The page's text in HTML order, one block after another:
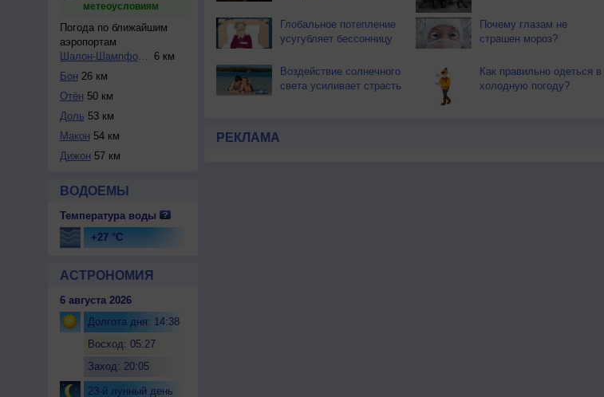
метеоусловиям
Погода по ближайшим
аэропортам
Шалон-Шампфоржюй 6 км
Бон 26 км
Отён 50 км
Доль 53 км
Макон 54 км
Дижон 57 км
ВОДОЕМЫ
Температура воды
+27 °C
АСТРОНОМИЯ
6 августа 2026
Долгота дня: 14:38
Восход: 05:27
Заход: 20:05
23-й лунный день
Глобальное потепление
усугубляет бессонницу
Почему глазам не
страшен мороз?
Воздействие солнечного
света усиливает страсть
Как правильно одеться в
холодную погоду?
РЕКЛАМА